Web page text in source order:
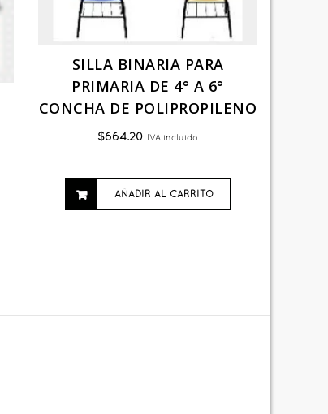
SILLA BINARIA PARA
PRIMARIA DE 4° A 6°
CONCHA DE POLIPROPILENO
$664.20 IVA incluido
AÑADIR AL CARRITO